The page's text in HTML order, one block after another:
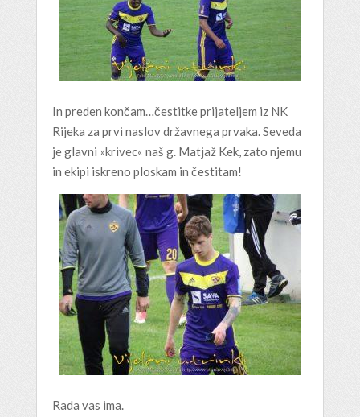
In preden končam…čestitke prijateljem iz NK
Rijeka za prvi naslov državnega prvaka. Seveda
je glavni »krivec« naš g. Matjaž Kek, zato njemu
in ekipi iskreno ploskam in čestitam!
Rada vas ima.